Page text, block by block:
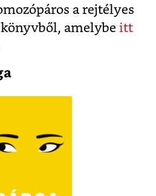
a rejtélyes
amelybe itt